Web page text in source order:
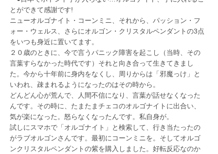
とができて感謝です!
ニューオルゴナイト・コーンミニ、それから、パッション・フ
ォー・ウェルス、さらにオルゴン・クリスタルペンダントの3点
をいつも身近に置いてます。
２０歳のときに、今で言うパニック障害を起こし（当時、その
言葉すらなかった時代です）それと向き合って生きてきまし
た。今から十年前に身内をなくし、周りからは「邪魔っけ」と
いわれ、疎まれるようになったのはその時から。
どんどん心が荒んで、人間不信になり、言葉が話せなくなった
んです。その時に、たまたまチェコのオルゴナイトに出合い、
気が楽になった。怒らなくなったんです。私自身が。
試しにスマホで「オルゴナイト」と検索して、行き当たったの
がラブオルゴンさんです。最初にコーンミニを。そしてオルゴ
ンクリスタルペンダントの紫を購入しました。好転反応なのか